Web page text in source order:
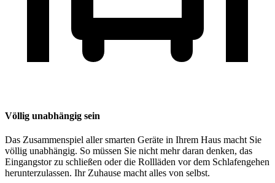
Völlig unabhängig sein
Das Zusammenspiel aller smarten Geräte in Ihrem Haus macht Sie
völlig unabhängig. So müssen Sie nicht mehr daran denken, das
Eingangstor zu schließen oder die Rollläden vor dem Schlafengehen
herunterzulassen. Ihr Zuhause macht alles von selbst.